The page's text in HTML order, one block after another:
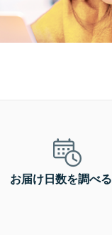
お届け日数を調べる